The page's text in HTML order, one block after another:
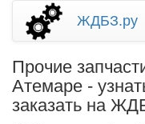
ЖДБЗ.ру
Прочие
Атемаре -
заказать на